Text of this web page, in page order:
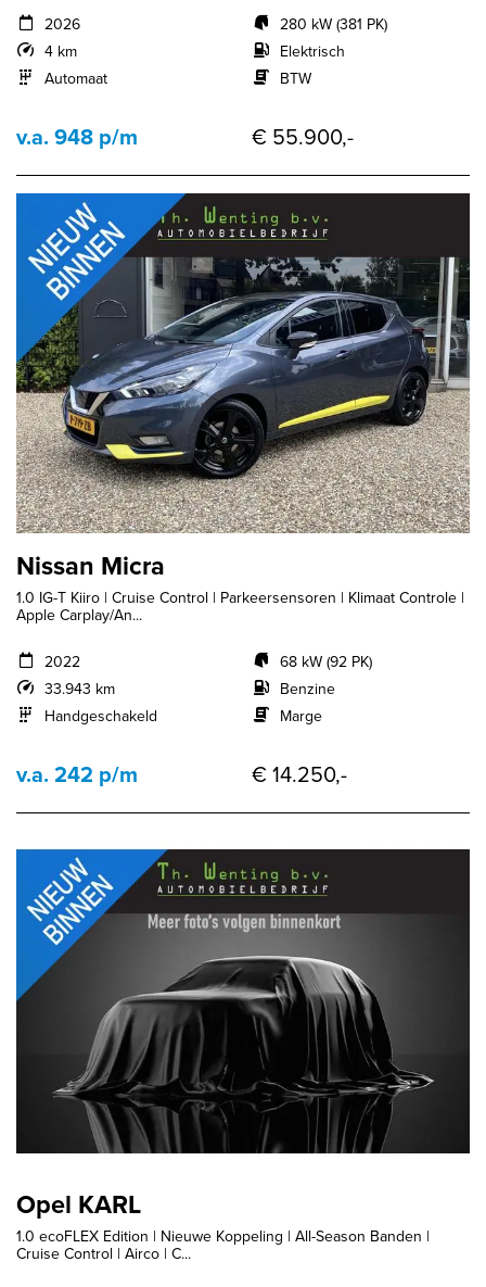
2026
4 km
Automaat
280 kW (381 PK)
Elektrisch
BTW
v.a. 948 p/m € 55.900,-
Nissan Micra
1.0 IG-T Kiiro | Cruise Control | Parkeersensoren | Klimaat Controle |
Apple Carplay/An...
2022
33.943 km
Handgeschakeld
68 kW (92 PK)
Benzine
Marge
v.a. 242 p/m € 14.250,-
Opel KARL
1.0 ecoFLEX Edition | Nieuwe Koppeling | All-Season Banden |
Cruise Control | Airco | C...